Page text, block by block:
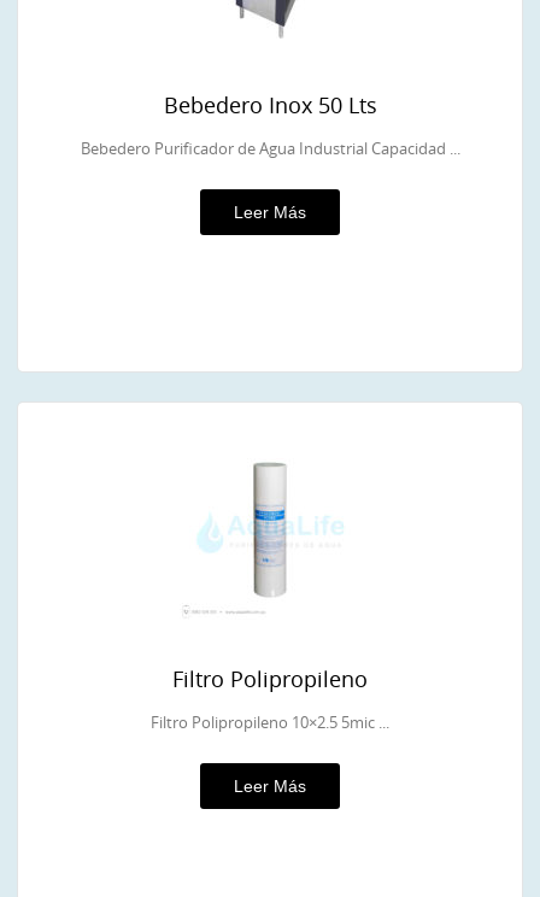
Bebedero Inox 50 Lts
Bebedero Purificador de Agua Industrial Capacidad ...
Leer Más
Filtro Polipropileno
Filtro Polipropileno 10×2.5 5mic ...
Leer Más